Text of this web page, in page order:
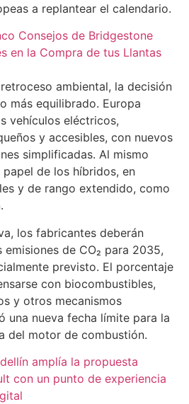
a replantear el calendario.
Consejos de Bridgestone
en la Compra de tus Llantas
ambiental, la decisión
más equilibrado. Europa
vehículos eléctricos,
y accesibles, con nuevos
simplificadas. Al mismo
de los híbridos, en
y de rango extendido, como
los fabricantes deberán
emisiones de CO₂ para 2035,
previsto. El porcentaje
con biocombustibles,
y otros mecanismos
una nueva fecha límite para la
del motor de combustión.
amplía la propuesta
con un punto de experiencia